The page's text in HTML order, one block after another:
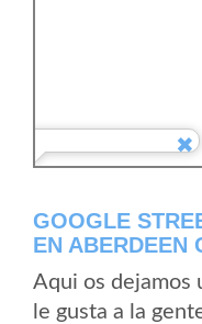
GOOGLE
EN ABERDEEN
Aqui os dejamos
le gusta a la